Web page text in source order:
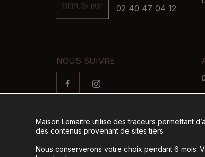
02 40 47 04 12
NOUS SUIVRE
Maison Lemaitre utilise des traceurs permettant
des contenus provenant de sites tiers.
Nous conserverons votre choix pendant 6 mois.